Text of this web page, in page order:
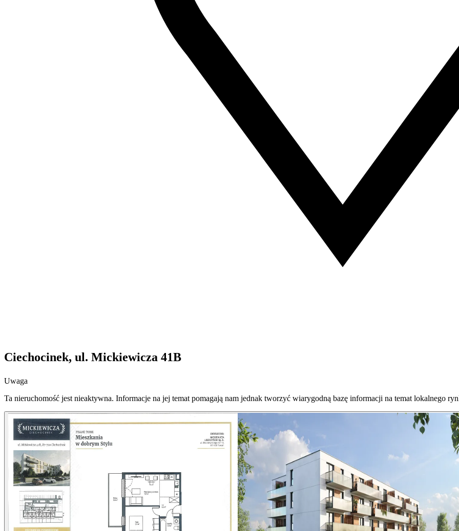
Ciechocinek, ul. Mickiewicza 41B
Uwaga
Ta nieruchomość jest nieaktywna. Informacje na jej temat pomagają nam jednak tworzyć wiarygodną bazę informacji na temat lokalnego